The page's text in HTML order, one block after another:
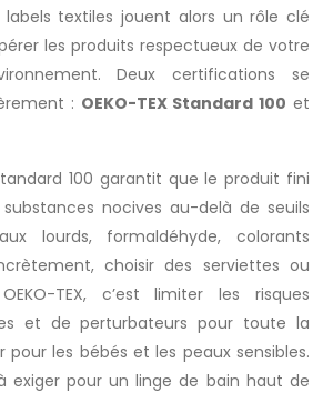
labels textiles jouent alors un rôle clé
les produits respectueux de votre
Deux certifications se
: OEKO-TEX Standard 100 et
100 garantit que le produit fini
nocives au-delà de seuils
lourds, formaldéhyde, colorants
choisir des serviettes ou
TEX, c’est limiter les risques
et de perturbateurs pour toute la
pour les bébés et les peaux sensibles.
exiger pour un linge de bain haut de